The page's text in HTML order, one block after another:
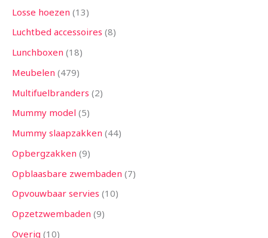
Losse hoezen 13
Luchtbed accessoires 8
Lunchboxen 18
Meubelen 479
Multifuelbranders 2
Mummy model 5
Mummy slaapzakken 44
Opbergzakken 9
Opblaasbare zwembaden 7
Opvouwbaar servies 10
Opzetzwembaden 9
Overig 10